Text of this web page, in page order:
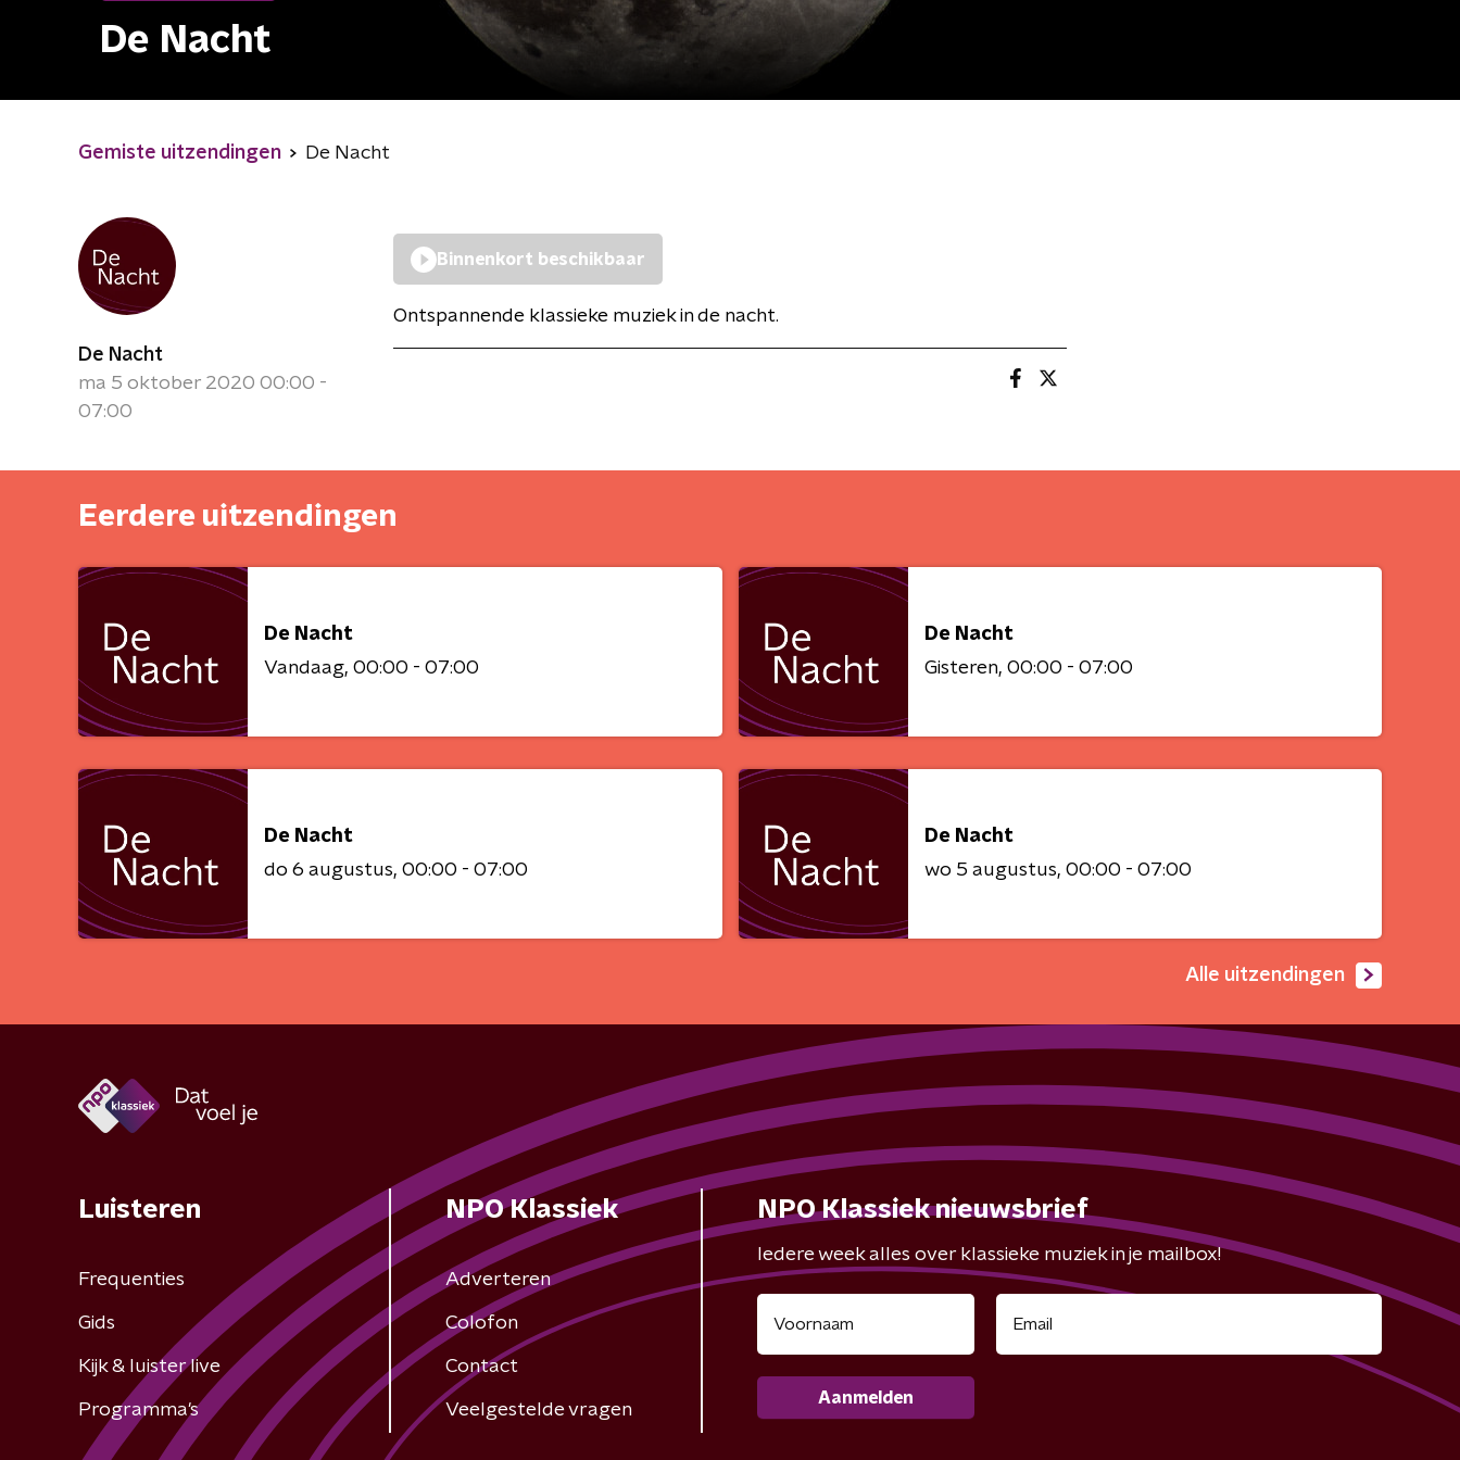
De Nacht
Gemiste uitzendingen De Nacht
De Nacht
ma 5 oktober 2020 00:00 -
07:00
Binnenkort beschikbaar
Ontspannende klassieke muziek in de nacht.
Eerdere uitzendingen
De Nacht
Vandaag 00:00 - 07:00
De Nacht
Gisteren 00:00 - 07:00
De Nacht
do 6 augustus 00:00 - 07:00
De Nacht
wo 5 augustus 00:00 - 07:00
Alle uitzendingen
Luisteren
Frequenties
Gids
Kijk & luister live
Programma's
NPO Klassiek
Adverteren
Colofon
Contact
Veelgestelde vragen
NPO Klassiek nieuwsbrief
Iedere week alles over klassieke muziek in je mailbox!
Aanmelden